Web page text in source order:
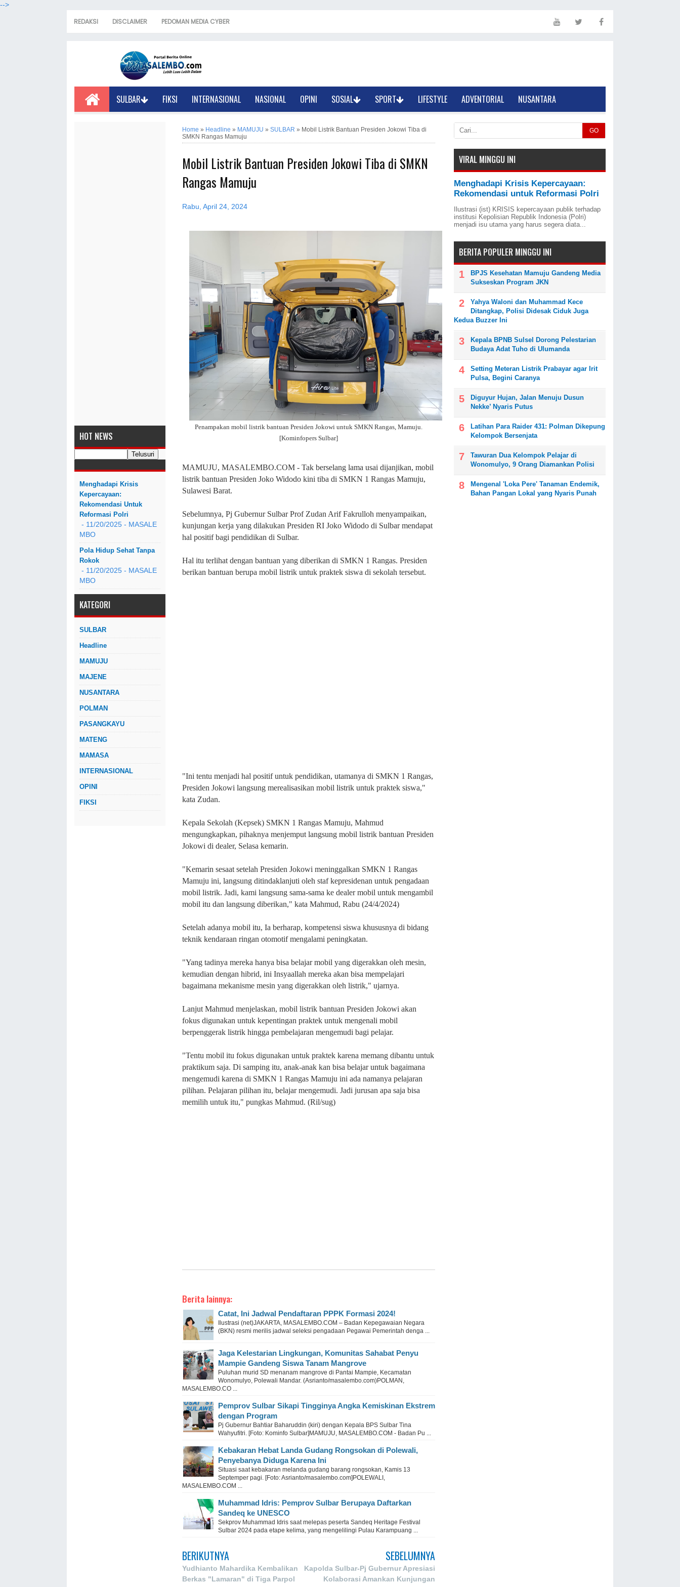
-->
REDAKSI DISCLAIMER PEDOMAN MEDIA CYBER
SULBAR FIKSI INTERNASIONAL NASIONAL OPINI SOSIAL SPORT LIFESTYLE ADVENTORIAL NUSANTARA
HOT NEWS
Menghadapi Krisis
Kepercayaan:
Rekomendasi Untuk
Reformasi Polri
- 11/20/2025 - MASALE
MBO
Pola Hidup Sehat Tanpa
Rokok
- 11/20/2025 - MASALE
MBO
KATEGORI
SULBAR
Headline
MAMUJU
MAJENE
NUSANTARA
POLMAN
PASANGKAYU
MATENG
MAMASA
INTERNASIONAL
OPINI
FIKSI
Home » Headline » MAMUJU » SULBAR » Mobil Listrik Bantuan Presiden Jokowi Tiba di
SMKN Rangas Mamuju
Mobil Listrik Bantuan Presiden Jokowi Tiba di SMKN
Rangas Mamuju
Rabu, April 24, 2024
Penampakan mobil listrik bantuan Presiden Jokowi untuk SMKN Rangas, Mamuju.
[Kominfopers Sulbar]
MAMUJU, MASALEMBO.COM - Tak berselang lama usai dijanjikan, mobil
listrik bantuan Presiden Joko Widodo kini tiba di SMKN 1 Rangas Mamuju,
Sulawesi Barat.
Sebelumnya, Pj Gubernur Sulbar Prof Zudan Arif Fakrulloh menyampaikan,
kunjungan kerja yang dilakukan Presiden RI Joko Widodo di Sulbar mendapat
hal positif bagi pendidikan di Sulbar.
Hal itu terlihat dengan bantuan yang diberikan di SMKN 1 Rangas. Presiden
berikan bantuan berupa mobil listrik untuk praktek siswa di sekolah tersebut.
"Ini tentu menjadi hal positif untuk pendidikan, utamanya di SMKN 1 Rangas,
Presiden Jokowi langsung merealisasikan mobil listrik untuk praktek siswa,"
kata Zudan.
Kepala Sekolah (Kepsek) SMKN 1 Rangas Mamuju, Mahmud
mengungkapkan, pihaknya menjemput langsung mobil listrik bantuan Presiden
Jokowi di dealer, Selasa kemarin.
"Kemarin sesaat setelah Presiden Jokowi meninggalkan SMKN 1 Rangas
Mamuju ini, langsung ditindaklanjuti oleh staf kepresidenan untuk pengadaan
mobil listrik. Jadi, kami langsung sama-sama ke dealer mobil untuk mengambil
mobil itu dan langsung diberikan," kata Mahmud, Rabu (24/4/2024)
Setelah adanya mobil itu, Ia berharap, kompetensi siswa khususnya di bidang
teknik kendaraan ringan otomotif mengalami peningkatan.
"Yang tadinya mereka hanya bisa belajar mobil yang digerakkan oleh mesin,
kemudian dengan hibrid, ini Insyaallah mereka akan bisa mempelajari
bagaimana mekanisme mesin yang digerakkan oleh listrik," ujarnya.
Lanjut Mahmud menjelaskan, mobil listrik bantuan Presiden Jokowi akan
fokus digunakan untuk kepentingan praktek untuk mengenali mobil
berpenggerak listrik hingga pembelajaran mengemudi bagi pelajar.
"Tentu mobil itu fokus digunakan untuk praktek karena memang dibantu untuk
praktikum saja. Di samping itu, anak-anak kan bisa belajar untuk bagaimana
mengemudi karena di SMKN 1 Rangas Mamuju ini ada namanya pelajaran
pilihan. Pelajaran pilihan itu, belajar mengemudi. Jadi jurusan apa saja bisa
memilih untuk itu," pungkas Mahmud. (Ril/sug)
Berita lainnya:
Catat, Ini Jadwal Pendaftaran PPPK Formasi 2024!
Ilustrasi (net)JAKARTA, MASALEMBO.COM – Badan Kepegawaian Negara
(BKN) resmi merilis jadwal seleksi pengadaan Pegawai Pemerintah denga ...
Jaga Kelestarian Lingkungan, Komunitas Sahabat Penyu
Mampie Gandeng Siswa Tanam Mangrove
Puluhan murid SD menanam mangrove di Pantai Mampie, Kecamatan
Wonomulyo, Polewali Mandar. (Asrianto/masalembo.com)POLMAN,
MASALEMBO.CO ...
Pemprov Sulbar Sikapi Tingginya Angka Kemiskinan Ekstrem
dengan Program
Pj Gubernur Bahtiar Baharuddin (kiri) dengan Kepala BPS Sulbar Tina
Wahyufitri. [Foto: Kominfo Sulbar]MAMUJU, MASALEMBO.COM - Badan Pu ...
Kebakaran Hebat Landa Gudang Rongsokan di Polewali,
Penyebanya Diduga Karena Ini
Situasi saat kebakaran melanda gudang barang rongsokan, Kamis 13
Septemper pagi. [Foto: Asrianto/masalembo.com]POLEWALI,
MASALEMBO.COM ...
Muhammad Idris: Pemprov Sulbar Berupaya Daftarkan
Sandeq ke UNESCO
Sekprov Muhammad Idris saat melepas peserta Sandeq Heritage Festival
Sulbar 2024 pada etape kelima, yang mengelilingi Pulau Karampuang ...
BERIKUTNYA
Yudhianto Mahardika Kembalikan
Berkas "Lamaran" di Tiga Parpol
SEBELUMNYA
Kapolda Sulbar-Pj Gubernur Apresiasi
Kolaborasi Amankan Kunjungan
GO
VIRAL MINGGU INI
Menghadapi Krisis Kepercayaan:
Rekomendasi untuk Reformasi Polri
Ilustrasi (ist) KRISIS kepercayaan publik terhadap
institusi Kepolisian Republik Indonesia (Polri)
menjadi isu utama yang harus segera diata...
BERITA POPULER MINGGU INI
BPJS Kesehatan Mamuju Gandeng Media
Sukseskan Program JKN
Yahya Waloni dan Muhammad Kece
Ditangkap, Polisi Didesak Ciduk Juga
Kedua Buzzer Ini
Kepala BPNB Sulsel Dorong Pelestarian
Budaya Adat Tuho di Ulumanda
Setting Meteran Listrik Prabayar agar Irit
Pulsa, Begini Caranya
Diguyur Hujan, Jalan Menuju Dusun
Nekke’ Nyaris Putus
Latihan Para Raider 431: Polman Dikepung
Kelompok Bersenjata
Tawuran Dua Kelompok Pelajar di
Wonomulyo, 9 Orang Diamankan Polisi
Mengenal 'Loka Pere' Tanaman Endemik,
Bahan Pangan Lokal yang Nyaris Punah